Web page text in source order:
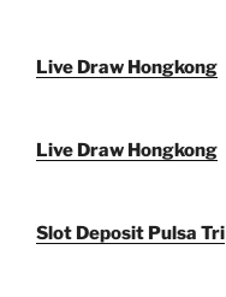
Live Draw Hongkong
Live Draw Hongkong
Slot Deposit Pulsa Tri